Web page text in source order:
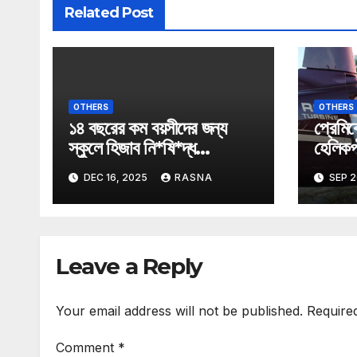
Related Post
OTHERS
১৪ বছরের কম বয়সীদের জন্য
স্কুলে হিজাব নি*ষি*দ্ধ
অস্ট্রিয়ায়।
DEC 16, 2025 RASNA
OTHERS
তুললেন
SEP
Leave a Reply
Your email address will not be published.
Comment *